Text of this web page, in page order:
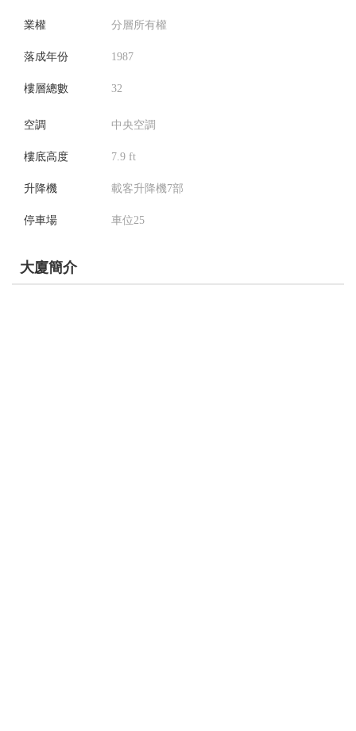
業權 分層所有權
落成年份 1987
樓層總數 32
空調 中央空調
樓底高度 7.9 ft
升降機 載客升降機7部
停車場 車位25
大廈簡介